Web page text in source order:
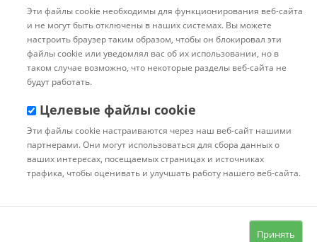
Эти файлы cookie необходимы для функционирования веб-сайта
и не могут быть отключены в наших системах. Вы можете
настроить браузер таким образом, чтобы он блокировал эти
файлы cookie или уведомлял вас об их использовании, но в
таком случае возможно, что некоторые разделы веб-сайта не
будут работать.
Целевые файлы cookie
Эти файлы cookie настраиваются через наш веб-сайт нашими
партнерами. Они могут использоваться для сбора данных о
ваших интересах, посещаемых страницах и источниках
трафика, чтобы оценивать и улучшать работу нашего веб-сайта.
Принять